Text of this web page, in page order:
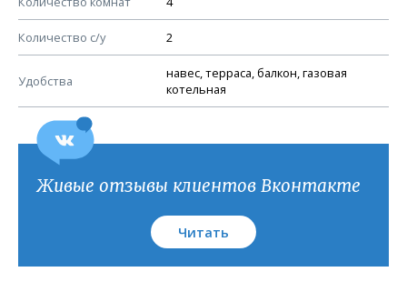
Количество с/у 2
Удобства
навес, терраса, балкон, газовая
котельная
Узлы устройства кровли
План кровли
Живые отзывы клиентов Вконтакте
Читать